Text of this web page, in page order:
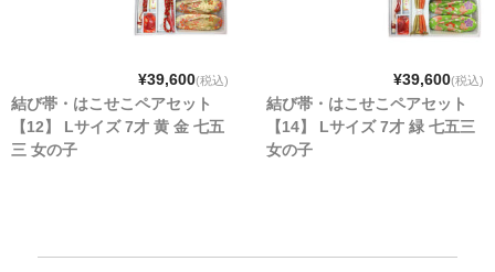
¥39,600(税込)
結び帯・はこせこペアセット
【12】 Lサイズ 7才 黄 金 七五
三 女の子
¥39,600(税込)
結び帯・はこせこペアセット
【14】 Lサイズ 7才 緑 七五三
女の子